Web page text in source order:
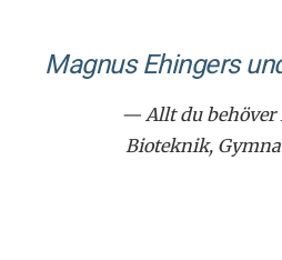
Magnus Ehingers
— Allt du behöver
Bioteknik,